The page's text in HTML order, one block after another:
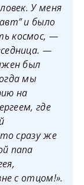
У меня
и было
космос, —
—
был
мы
на
где
сразу же
папа
с отцом!».